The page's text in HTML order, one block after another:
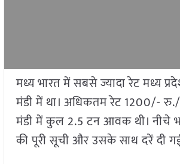
मध्य भारत में सबसे ज्यादा रेट मध्य
मंडी में था। अधिकतम रेट 1200/-
मंडी में कुल 2.5 टन आवक थी। नीचे
की पूरी सूची और उसके साथ दरें दी